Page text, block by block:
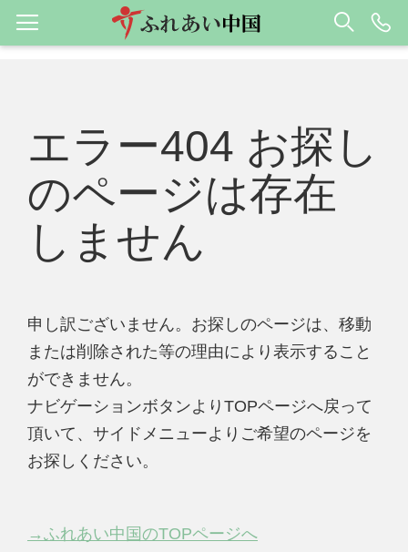
エラー404 お探し
のページは存在
しません
申し訳ございません。お探しのページは、移動
または削除された等の理由により表示すること
ができません。
ナビゲーションボタンよりTOPページへ戻って
頂いて、サイドメニューよりご希望のページを
お探しください。
→ふれあい中国のTOPページへ